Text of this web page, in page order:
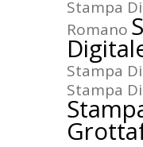
Stampa
Romano
Stampa
Stampa